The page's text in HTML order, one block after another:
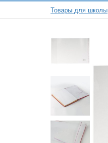
Товары для школы